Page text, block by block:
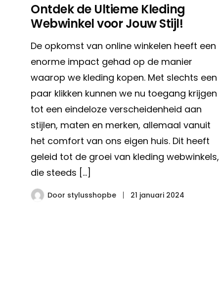
Ontdek de Ultieme Kleding
Webwinkel voor Jouw Stijl!
De opkomst van online winkelen heeft een
enorme impact gehad op de manier
waarop we kleding kopen. Met slechts een
paar klikken kunnen we nu toegang krijgen
tot een eindeloze verscheidenheid aan
stijlen, maten en merken, allemaal vanuit
het comfort van ons eigen huis. Dit heeft
geleid tot de groei van kleding webwinkels,
die steeds […]
Door stylusshopbe 21 januari 2024